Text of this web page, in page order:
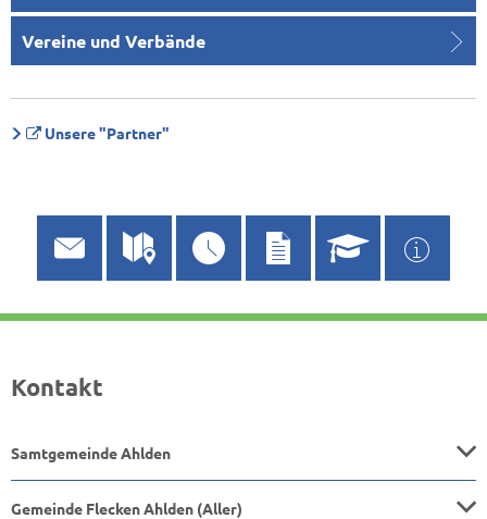
Vereine und Verbände
Unsere "Partner"
Kontakt
Samtgemeinde Ahlden
Gemeinde Flecken Ahlden (Aller)